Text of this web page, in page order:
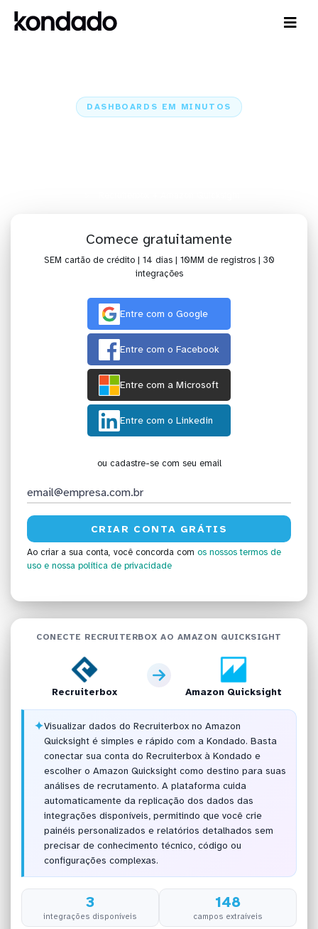
DASHBOARDS EM MINUTOS
Comece gratuitamente
SEM cartão de crédito | 14 dias | 10MM de registros | 30
integrações
Entre com o Google
Entre com o Facebook
Entre com a Microsoft
Entre com o Linkedin
ou cadastre-se com seu email
Ao criar a sua conta, você concorda com os nossos termos de
uso e nossa política de privacidade
CONECTE RECRUITERBOX AO AMAZON QUICKSIGHT
Recruiterbox Amazon Quicksight
✦Visualizar dados do Recruiterbox no Amazon
Quicksight é simples e rápido com a Kondado. Basta
conectar sua conta do Recruiterbox à Kondado e
escolher o Amazon Quicksight como destino para suas
análises de recrutamento. A plataforma cuida
automaticamente da replicação dos dados das
integrações disponíveis, permitindo que você crie
painéis personalizados e relatórios detalhados sem
precisar de conhecimento técnico, código ou
configurações complexas.
3
integrações disponíveis
148
campos extraíveis